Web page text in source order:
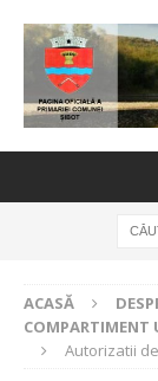
ACASĂ
COMPARTIMENT
Autorizatii